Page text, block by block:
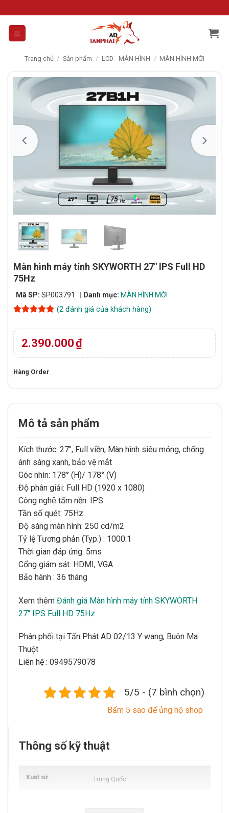
to
content
Trang chủ / Sản phẩm / LCD - MÀN HÌNH / MÀN HÌNH MỚI
Màn hình máy tính SKYWORTH 27″ IPS Full HD
75Hz
Mã SP: SP003791 Danh mục: MÀN HÌNH MỚI
dựa trên
đánh giá
(2đánh giá của khách hàng)
2.390.000₫
Hàng Order
Mô tả sản phẩm
Kích thước: 27″, Full viền, Màn hình siêu mỏng, chống
ánh sáng xanh, bảo vệ mắt
Góc nhìn: 178° (H)/ 178° (V)
Độ phân giải: Full HD (1920 x 1080)
Công nghệ tấm nền: IPS
Tần số quét: 75Hz
Độ sáng màn hình: 250 cd/m2
Tỷ lệ Tương phản (Typ.) : 1000:1
Thời gian đáp ứng: 5ms
Cổng giám sát: HDMI, VGA
Bảo hành : 36 tháng
Xem thêm Đánh giá Màn hình máy tính SKYWORTH
27″ IPS Full HD 75Hz
Phân phối tại Tấn Phát AD 02/13 Y wang, Buôn Ma
Thuột
Liên hệ : 0949579078
5/5 - (7 bình chọn)
Bấm 5 sao để ủng hộ shop
Thông số kỹ thuật
Xuất xứ Trung Quốc